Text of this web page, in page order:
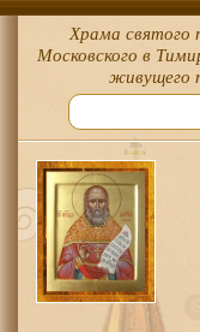
Храма святого
Московского в
живущего